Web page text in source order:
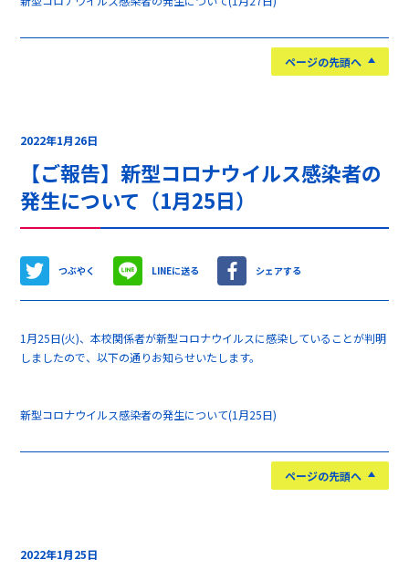
ページの先頭へ
2022年1月26日
【ご報告】新型コロナウイルス感染者の
発生について（1月25日）
つぶやく LINEに送る シェアする
1月25日(火)、本校関係者が新型コロナウイルスに感染していることが判明
しましたので、以下の通りお知らせいたします。
新型コロナウイルス感染者の発生について(1月25日)
ページの先頭へ
2022年1月25日